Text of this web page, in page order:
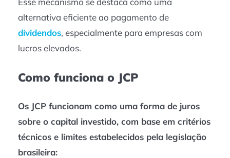
alternativa eficiente ao pagamento de
dividendos, especialmente para empresas com
lucros elevados.
Como funciona o JCP
Os JCP funcionam como uma forma de juros
sobre o capital investido, com base em critérios
técnicos e limites estabelecidos pela legislação
brasileira: